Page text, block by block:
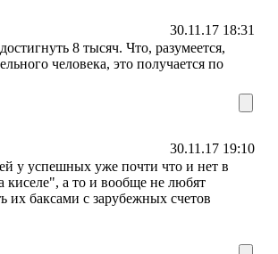
30.11.17 18:31
8 тысяч. Что, разумеется,
человека, это получается по
30.11.17 19:10
у успешных уже почти что и нет в
а то и вообще не любят
их баксами с зарубежных счетов